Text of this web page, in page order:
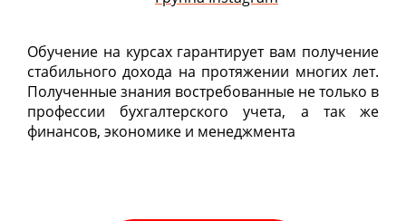
Обучение на курсах гарантирует вам получение
стабильного дохода на протяжении многих лет.
Полученные знания востребованные не только в
профессии бухгалтерского учета, а так же
финансов, экономике и менеджмента